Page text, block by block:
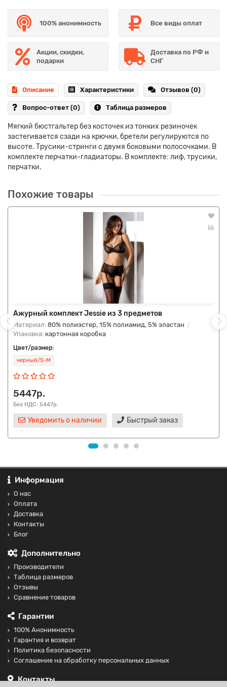
100% анонимность Все виды оплат
Акции, скидки,
подарки
Доставка по РФ и
СНГ
Описание Характеристики Отзывов (0)
Вопрос-ответ (0) Таблица размеров
Мягкий бюстгальтер без косточек из тонких резиночек
застегивается сзади на крючки, бретели регулируются по
высоте. Трусики-стринги с двумя боковыми полосочками. В
комплекте перчатки-гладиаторы. В комплекте: лиф, трусики,
перчатки.
Похожие товары
Ажурный комплект Jessie из 3 предметов
Материал: 80% полиэстер, 15% полиамид, 5% эластан
Упаковка: картонная коробка
Цвет/размер:
черный/S-M
5447р.
Без НДС: 5447р.
Уведомить о наличии Быстрый заказ
Информация
О нас
Оплата
Доставка
Контакты
Блог
Дополнительно
Производители
Таблица размеров
Отзывы
Сравнение товаров
Гарантии
100% Анонимность
Гарантия и возврат
Политика безопасности
Соглашение на обработку персональных данных
Контакты